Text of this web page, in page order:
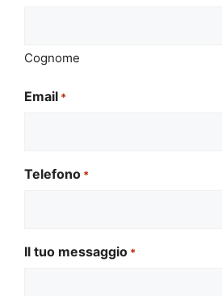
Cognome
Email *
Telefono *
Il tuo messaggio *